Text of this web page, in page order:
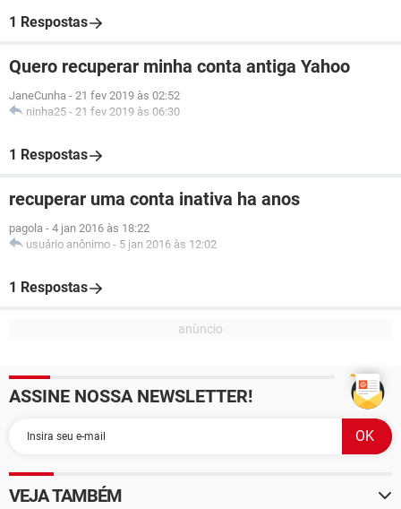
1 Respostas
Quero recuperar minha conta antiga Yahoo
JaneCunha - 21 fev 2019 às 02:52
ninha25 - 21 fev 2019 às 06:30
1 Respostas
recuperar uma conta inativa ha anos
pagola - 4 jan 2016 às 18:22
usuário anônimo - 5 jan 2016 às 12:02
1 Respostas
ASSINE NOSSA NEWSLETTER!
VEJA TAMBÉM